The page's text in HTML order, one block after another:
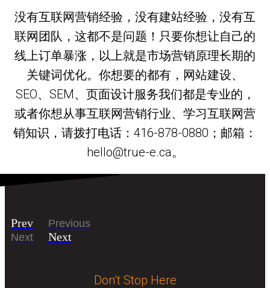
没有互联网营销经验，没有建站经验，没有互
联网团队，这都不是问题！只要你想让自己的
线上订单暴涨，以上就是市场营销原理长期的
关键词优化。你想要的都有，网站建设、
SEO、SEM、页面设计服务我们都是专业的，
或者你想从事互联网营销行业、学习互联网营
销知识，请拨打电话：416-878-0880；邮箱：
hello@true-e.ca。
Prev
Previous
Next
Next
Don’t Stop Here